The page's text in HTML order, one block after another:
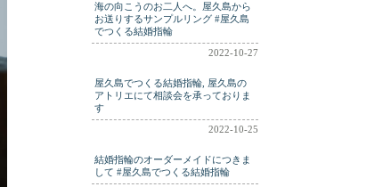
海の向こうのお二人へ。屋久島から
お送りするサンプルリング #屋久島
でつくる結婚指輪
2022-10-27
屋久島でつくる結婚指輪, 屋久島の
アトリエにて相談会を承っておりま
す
2022-10-25
結婚指輪のオーダーメイドにつきま
して #屋久島でつくる結婚指輪